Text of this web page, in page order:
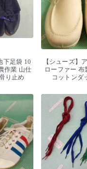
下足袋 10
作業 山仕
り止め
【シューズ】
ローファー 布
コットンダ